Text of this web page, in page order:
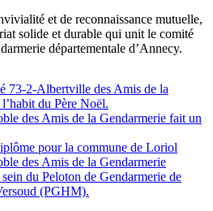
et de reconnaissance mutuelle,
solide et durable qui unit le comité
départementale d’Annecy.
73-2-Albertville des Amis de la
du Père Noël.
des Amis de la Gendarmerie fait un
pour la commune de Loriol
des Amis de la Gendarmerie
du Peloton de Gendarmerie de
(PGHM).